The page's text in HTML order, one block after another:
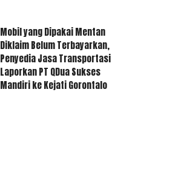
Mobil yang Dipakai Mentan
Diklaim Belum Terbayarkan,
Penyedia Jasa Transportasi
Laporkan PT QDua Sukses
Mandiri ke Kejati Gorontalo